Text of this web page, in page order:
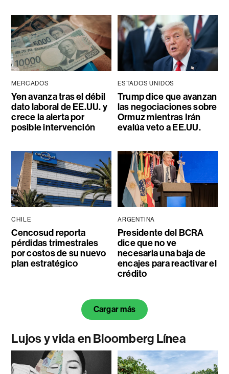
MERCADOS
Yen avanza tras el débil
dato laboral de EE.UU. y
crece la alerta por
posible intervención
ESTADOS UNIDOS
Trump dice que avanzan
las negociaciones sobre
Ormuz mientras Irán
evalúa veto a EE.UU.
CHILE
Cencosud reporta
pérdidas trimestrales
por costos de su nuevo
plan estratégico
ARGENTINA
Presidente del BCRA
dice que no ve
necesaria una baja de
encajes para reactivar el
crédito
Cargar más
Lujos y vida en Bloomberg Línea